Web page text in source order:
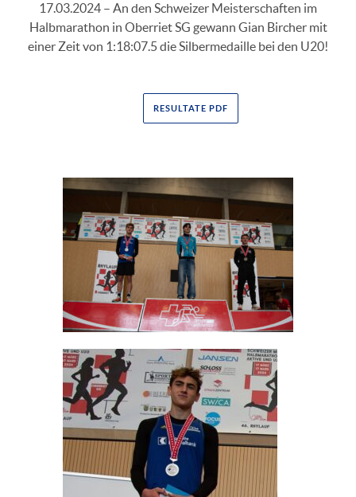
17.03.2024 – An den Schweizer Meisterschaften im
Halbmarathon in Oberriet SG gewann Gian Bircher mit
einer Zeit von 1:18:07.5 die Silbermedaille bei den U20!
RESULTATE PDF